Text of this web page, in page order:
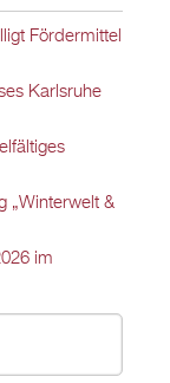
Fördermittel
Karlsruhe
„Winterwelt &
im